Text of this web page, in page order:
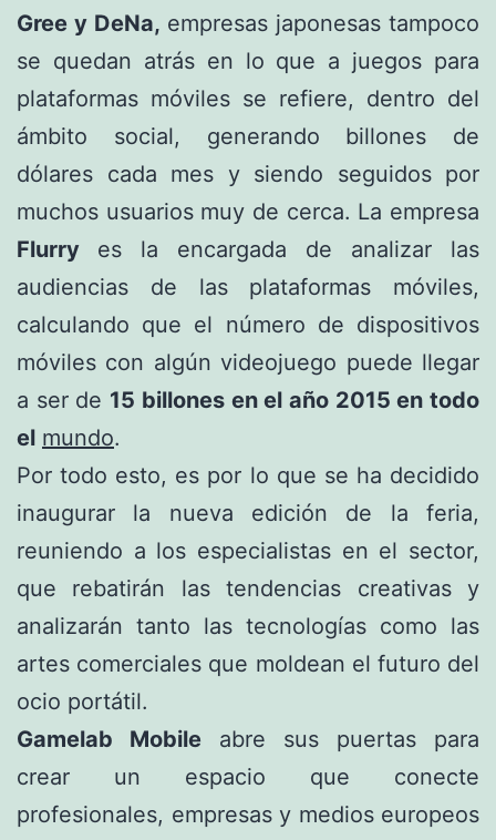
Gree y DeNa, empresas japonesas tampoco
se quedan atrás en lo que a juegos para
plataformas móviles se refiere, dentro del
ámbito social, generando billones de
dólares cada mes y siendo seguidos por
muchos usuarios muy de cerca. La empresa
Flurry es la encargada de analizar las
audiencias de las plataformas móviles,
calculando que el número de dispositivos
móviles con algún videojuego puede llegar
a ser de 15 billones en el año 2015 en todo
el mundo.
Por todo esto, es por lo que se ha decidido
inaugurar la nueva edición de la feria,
reuniendo a los especialistas en el sector,
que rebatirán las tendencias creativas y
analizarán tanto las tecnologías como las
artes comerciales que moldean el futuro del
ocio portátil.
Gamelab Mobile abre sus puertas para
crear un espacio que conecte
profesionales, empresas y medios europeos